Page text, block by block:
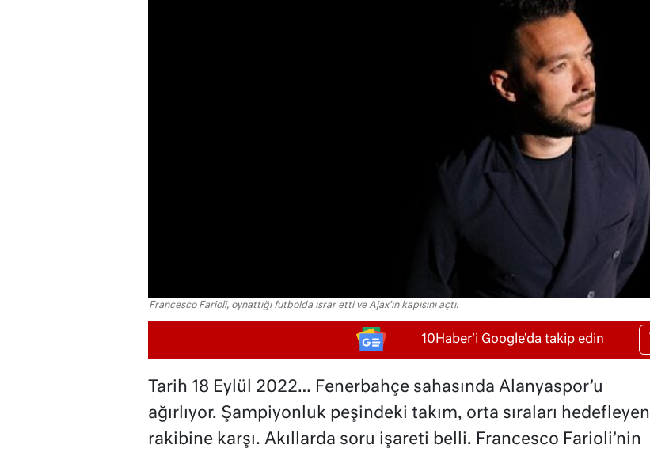
Francesco Farioli, oynattığı futbolda ısrar etti ve Ajax'ın kapısını açtı.
10Haber'i Google'da takip edin
Tarih 18 Eylül 2022… Fenerbahçe sahasında Alanyaspor’u
ağırlıyor. Şampiyonluk peşindeki takım, orta sıraları hedefleyen
rakibine karşı. Akıllarda soru işareti belli. Francesco Farioli’nin